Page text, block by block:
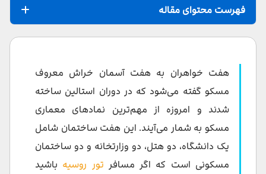
فهرست محتوای مقاله
کدام‌ یک از برج هفت خواهران مسکو را می‌توان از داخل دید؟
معماری آسمان خراش های استالین یا هفت خواهران مسکو
ساختمان اصلی دانشگاه دولتی مسکو
هتل رادیسون کالکشن (هتل اوکراین)
ساختمان خاکریزی کوتلنیچسکایا
هفت خواهران به هفت آسمان خراش معروف
مسکو گفته می‌شود که در دوران استالین ساخته
شدند و امروزه از مهم‌ترین نمادهای معماری
مسکو به شمار می‌آیند. این هفت ساختمان شامل
یک دانشگاه، دو هتل، دو وزارتخانه و دو ساختمان
مسکونی است که اگر مسافر تور روسیه باشید